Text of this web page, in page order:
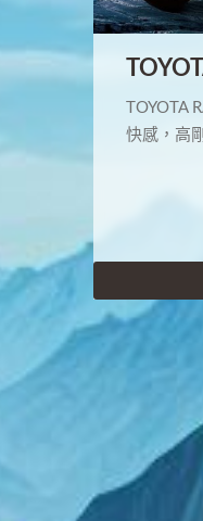
TOYOTA
快感，高